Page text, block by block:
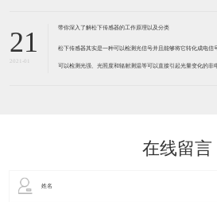
器是利用相应材料的浆料，涂覆在陶瓷基片上
21
2021-01
带你深入了解松下传感器的工作原理以及分类
松下传感器其实是一种可以检测光信号并且能够将它转化成电信
可以检测光强、光照度和辐射测温等可以直接引起光量变化的非
在线留言